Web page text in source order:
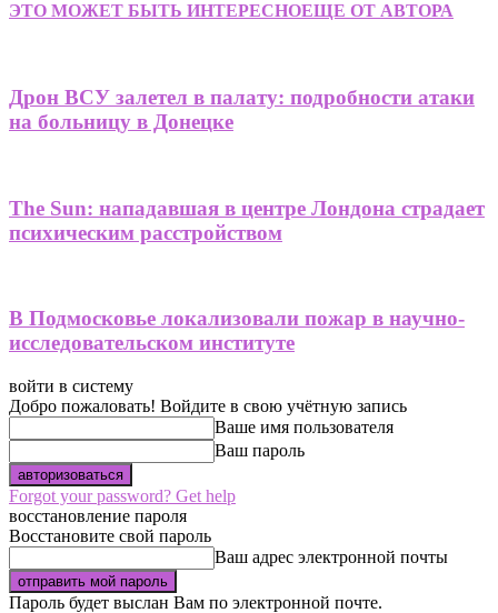
ЭТО МОЖЕТ БЫТЬ ИНТЕРЕСНОЕЩЕ ОТ АВТОРА
Дрон ВСУ залетел в палату: подробности атаки
на больницу в Донецке
The Sun: нападавшая в центре Лондона страдает
психическим расстройством
В Подмосковье локализовали пожар в научно-
исследовательском институте
войти в систему
Добро пожаловать! Войдите в свою учётную запись
Ваше имя пользователя
Ваш пароль
Forgot your password? Get help
восстановление пароля
Восстановите свой пароль
Ваш адрес электронной почты
Пароль будет выслан Вам по электронной почте.